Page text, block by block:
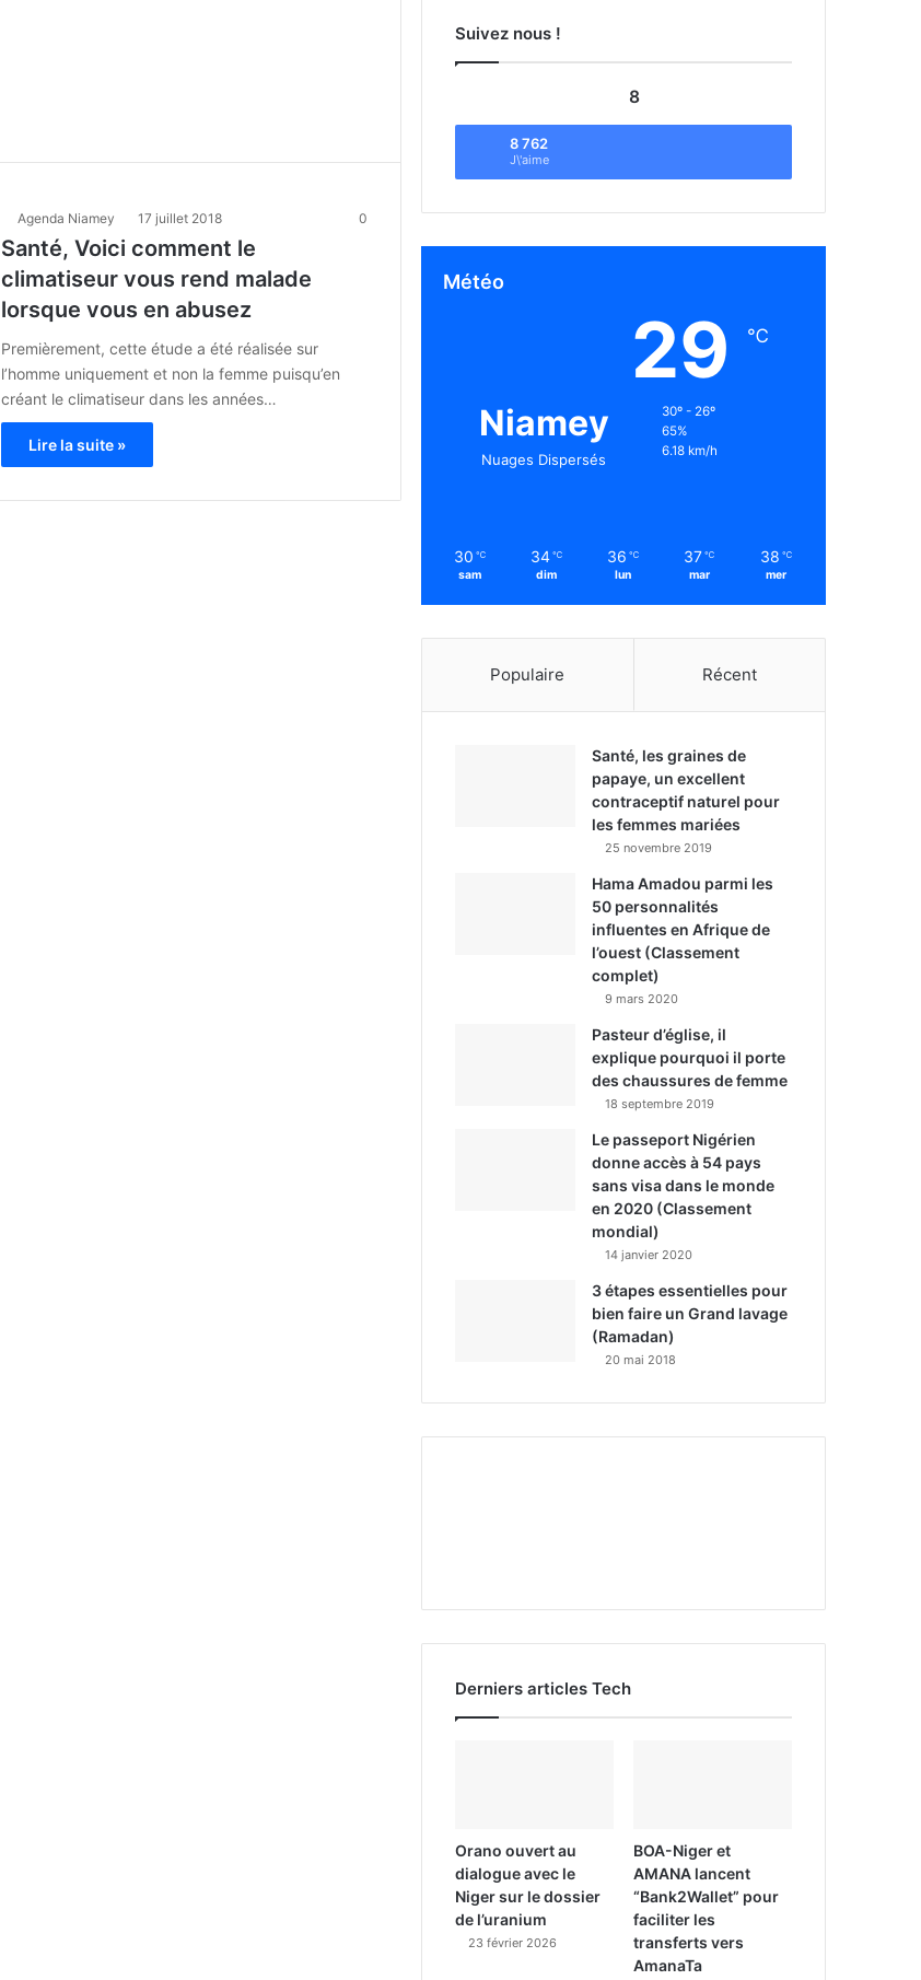
Agenda Niamey 17 juillet 2018 0
Santé, Voici comment le
climatiseur vous rend malade
lorsque vous en abusez
Premièrement, cette étude a été réalisée sur
l’homme uniquement et non la femme puisqu’en
créant le climatiseur dans les années…
Lire la suite »
Suivez nous !
8
8 762
J\'aime
Météo
Niamey
Nuages Dispersés
29 ℃
30º - 26º
65%
6.18 km/h
30 ℃
sam
34 ℃
dim
36 ℃
lun
37 ℃
mar
38 ℃
mer
Populaire Récent
Santé, les graines de
papaye, un excellent
contraceptif naturel pour
les femmes mariées
25 novembre 2019
Hama Amadou parmi les
50 personnalités
influentes en Afrique de
l’ouest (Classement
complet)
9 mars 2020
Pasteur d’église, il
explique pourquoi il porte
des chaussures de femme
18 septembre 2019
Le passeport Nigérien
donne accès à 54 pays
sans visa dans le monde
en 2020 (Classement
mondial)
14 janvier 2020
3 étapes essentielles pour
bien faire un Grand lavage
(Ramadan)
20 mai 2018
Derniers articles Tech
Orano ouvert au
dialogue avec le
Niger sur le dossier
de l’uranium
23 février 2026
BOA-Niger et
AMANA lancent
“Bank2Wallet” pour
faciliter les
transferts vers
AmanaTa